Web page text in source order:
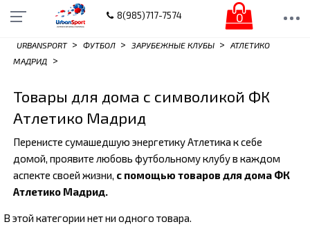
8(985)717-7574 0
URBANSPORT > ФУТБОЛ > ЗАРУБЕЖНЫЕ КЛУБЫ >
АТЛЕТИКО
МАДРИД
>
Товары для дома с символикой ФК
Атлетико Мадрид
Перенисте сумашедшую энергетику Атлетика к себе
домой, проявите любовь футбольному клубу в каждом
аспекте своей жизни, с помощью товаров для дома ФК
Атлетико Мадрид.
В этой категории нет ни одного товара.